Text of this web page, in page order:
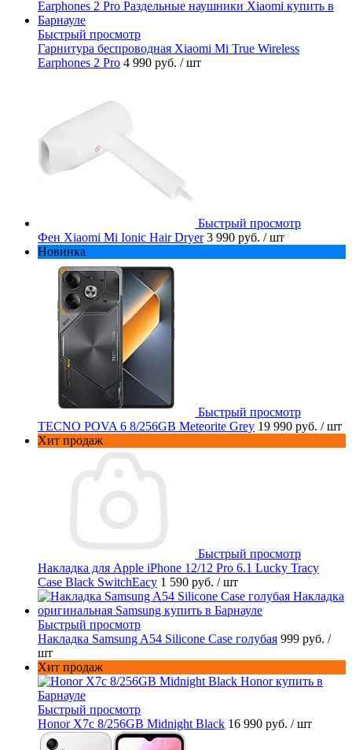
Быстрый просмотр
Гарнитура беспроводная Xiaomi Mi True Wireless
Earphones 2 Pro 4 990 руб. / шт
Быстрый просмотр
Фен Xiaomi Mi Ionic Hair Dryer 3 990 руб. / шт
Новинка
Быстрый просмотр
TECNO POVA 6 8/256GB Meteorite Grey 19 990 руб. / шт
Хит продаж
Быстрый просмотр
Накладка для Apple iPhone 12/12 Pro 6.1 Lucky Tracy
Case Black SwitchEacy 1 590 руб. / шт
Быстрый просмотр
Накладка Samsung A54 Silicone Case голубая 999 руб. /
шт
Хит продаж
Быстрый просмотр
Honor X7c 8/256GB Midnight Black 16 990 руб. / шт